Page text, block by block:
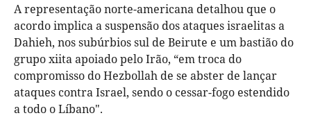
A representação norte-americana detalhou que o
acordo implica a suspensão dos ataques israelitas a
Dahieh, nos subúrbios sul de Beirute e um bastião do
grupo xiita apoiado pelo Irão, “em troca do
compromisso do Hezbollah de se abster de lançar
ataques contra Israel, sendo o cessar-fogo estendido
a todo o Líbano".